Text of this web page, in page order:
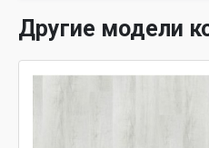
Другие модели